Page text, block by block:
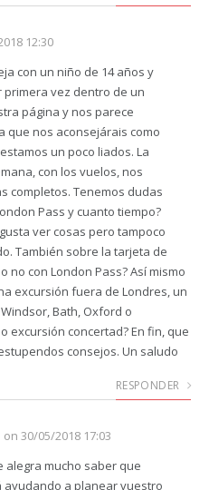
12:30
con un niño de 14 años y
vez dentro de un
página y nos parece
que nos aconsejárais como
un poco liados. La
con los vuelos, nos
completos. Tenemos dudas
Pass y cuanto tiempo?
ver cosas pero tampoco
También sobre la tarjeta de
no con London Pass? Así mismo
excursión fuera de Londres, un
Bath, Oxford o
excursión concertad? En fin, que
consejos. Un saludo
RESPONDER
on 30/05/2018 17:03
alegra mucho saber que
ayudando a planear vuestro